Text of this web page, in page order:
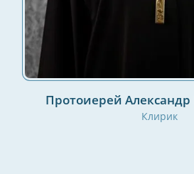
Протоиерей Александр
Клирик